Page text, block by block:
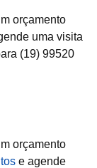
orçamento
uma visita
(19) 99520
orçamento
e agende